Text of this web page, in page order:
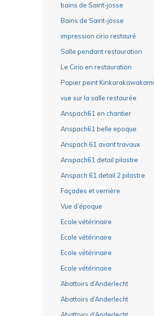
bains de Saint-josse
Bains de Saint-josse
impression cirio restauré
Salle pendant restauration
Le Cirio en restauration
Papier peint Kinkarakawakami
vue sur la salle restaurée
Anspach61 en chantier
Anspach61 belle epoque
Anspach 61 avant travaux
Anspach61 detail pilastre
Anspach 61 detail 2 pilastre
Façades et verrière
Vue d’époque
Ecole vétérinaire
Ecole vétérinaire
Ecole vétérinaire
Ecole vétérinaire
Abattoirs d’Anderlecht
Abattoirs d’Anderlecht